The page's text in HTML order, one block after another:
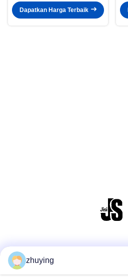
Perubahan Fase PCM
Dapatkan Harga Terbaik
zhuying